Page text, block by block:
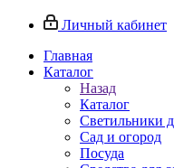
Личный кабинет
Главная
Каталог
Назад
Каталог
Светильники
Сад и огород
Посуда